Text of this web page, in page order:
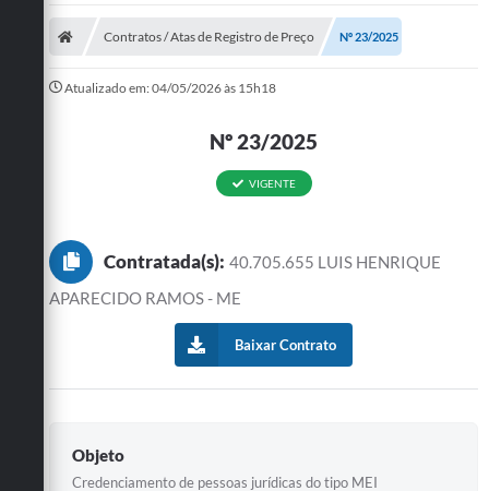
A Nossa Cidade
Contratos / Atas de Registro de Preço Nº 23/2025
Atualizado em: 04/05/2026 às 15h18
Nº 23/2025
VIGENTE
Contratada(s): 40.705.655 LUIS HENRIQUE
APARECIDO RAMOS - ME
Baixar Contrato
Objeto
Credenciamento de pessoas jurídicas do tipo MEI